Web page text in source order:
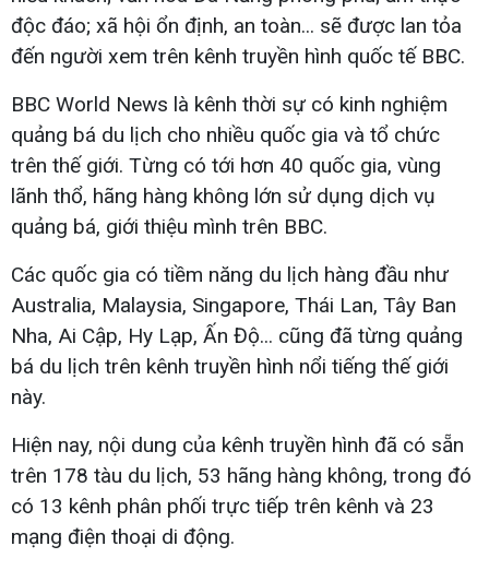
độc đáo; xã hội ổn định, an toàn... sẽ được lan tỏa
đến người xem trên kênh truyền hình quốc tế BBC.
BBC World News là kênh thời sự có kinh nghiệm
quảng bá du lịch cho nhiều quốc gia và tổ chức
trên thế giới. Từng có tới hơn 40 quốc gia, vùng
lãnh thổ, hãng hàng không lớn sử dụng dịch vụ
quảng bá, giới thiệu mình trên BBC.
Các quốc gia có tiềm năng du lịch hàng đầu như
Australia, Malaysia, Singapore, Thái Lan, Tây Ban
Nha, Ai Cập, Hy Lạp, Ấn Độ... cũng đã từng quảng
bá du lịch trên kênh truyền hình nổi tiếng thế giới
này.
Hiện nay, nội dung của kênh truyền hình đã có sẵn
trên 178 tàu du lịch, 53 hãng hàng không, trong đó
có 13 kênh phân phối trực tiếp trên kênh và 23
mạng điện thoại di động.